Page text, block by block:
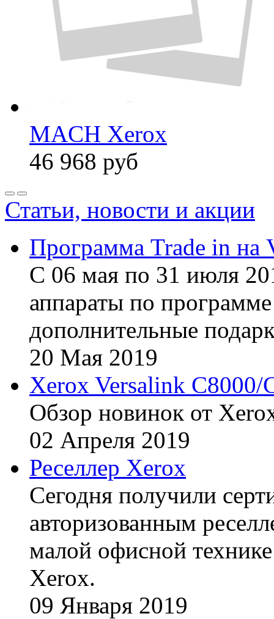
MACH Xerox
46 968 руб
Статьи, новости и акции
Программа Trade in на
С 06 мая по 31 июля
аппараты по
дополнительные
20 Мая 2019
Xerox Versalink C8000/
Обзор новинок от
02 Апреля 2019
Реселлер Xerox
Сегодня получили
авторизованным
малой офисной
Xerox.
09 Января 2019